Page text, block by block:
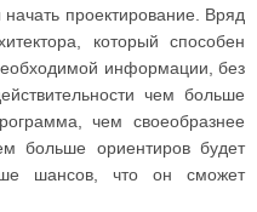
проектирование. Вряд
который способен
информации, без
чем больше
чем своеобразнее
больше ориентиров будет
шансов, что он сможет